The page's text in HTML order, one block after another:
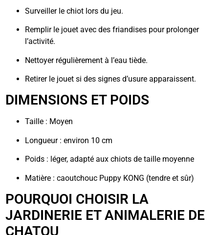
Surveiller le chiot lors du jeu.
Remplir le jouet avec des friandises pour prolonger
l’activité.
Nettoyer régulièrement à l’eau tiède.
Retirer le jouet si des signes d’usure apparaissent.
DIMENSIONS ET POIDS
Taille : Moyen
Longueur : environ 10 cm
Poids : léger, adapté aux chiots de taille moyenne
Matière : caoutchouc Puppy KONG (tendre et sûr)
POURQUOI CHOISIR LA
JARDINERIE ET ANIMALERIE DE
CHATOU